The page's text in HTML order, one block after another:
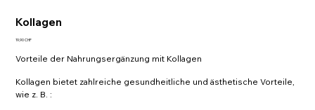
Kollagen
Preis
19,90 CHF
Vorteile der Nahrungsergänzung mit Kollagen
Kollagen bietet zahlreiche gesundheitliche und ästhetische Vorteile,
wie z. B. :